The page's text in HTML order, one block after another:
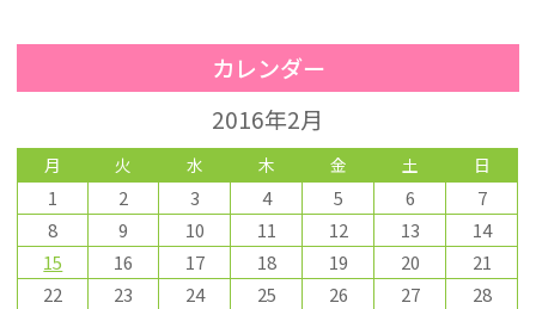
カレンダー
2016年2月
月 火 水 木 金 土 日
1 2 3 4 5 6
7
8
9 10 11 12 13
14
15
16 17 18 19 20
21
22
23 24 25 26 27
28